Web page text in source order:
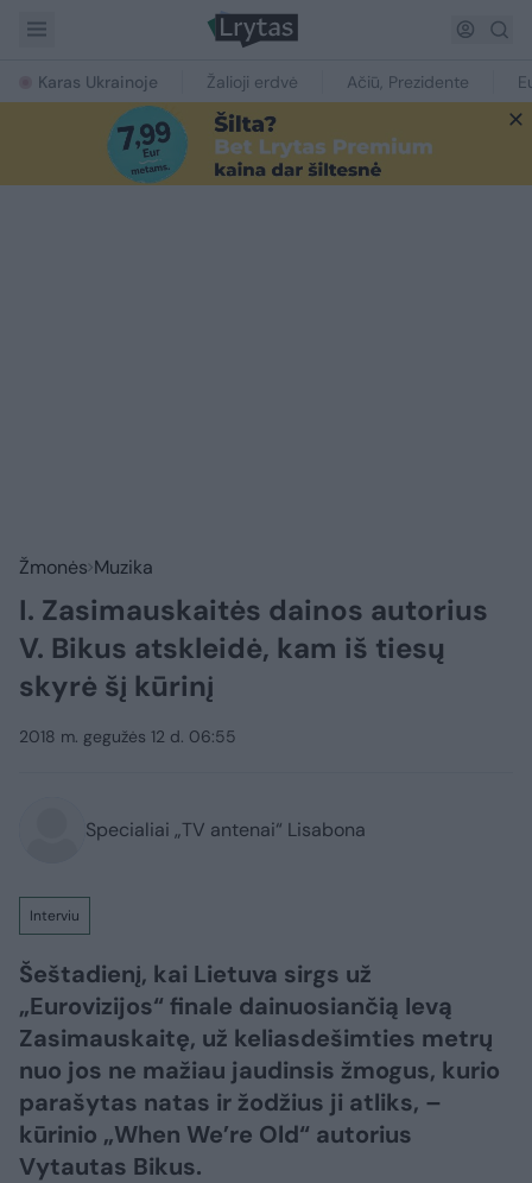
Karas Ukrainoje Žalioji erdvė Ačiū, Prezidente
Žmonės Muzika
I. Zasimauskaitės dainos autorius
V. Bikus atskleidė, kam iš tiesų
skyrė šį kūrinį
2018 m. gegužės 12 d. 06:55
Specialiai „TV antenai“ Lisabona
Interviu
Šeštadienį, kai Lietuva sirgs už
„Eurovizijos“ finale dainuosiančią Ievą
Zasimauskaitę, už keliasdešimties metrų
nuo jos ne mažiau jaudinsis žmogus, kurio
parašytas natas ir žodžius ji atliks, –
kūrinio „When We’re Old“ autorius
Vytautas Bikus.